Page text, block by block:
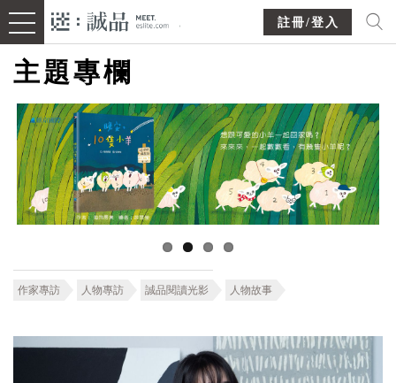
註冊/登入
主題專欄
作家專訪 人物專訪 誠品閱讀光影 人物故事